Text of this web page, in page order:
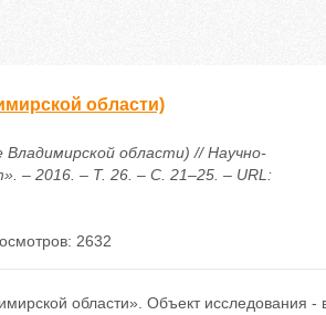
области)
области) // Научно-
– 2016. – Т. 26. – С. 21–25. – URL:
2632
области». Объект исследования